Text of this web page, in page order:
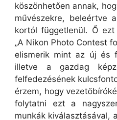
köszönhetően annak,
művészekre, beleértve
kortól függetlenül. Ő
„A Nikon Photo Contest
elismerik mint az új és
illetve a gazdag
felfedezésének
érzem, hogy
folytatni ezt a
munkák kiválasztásával,